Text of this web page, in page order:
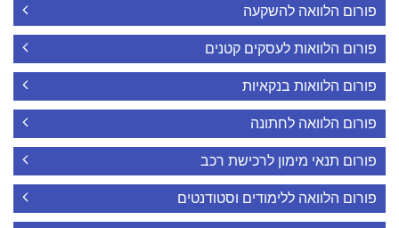
פורום הלוואה להשקעה
פורום הלוואות לעסקים קטנים
פורום הלוואות בנקאיות
פורום הלוואה לחתונה
פורום תנאי מימון לרכישת רכב
פורום הלוואה ללימודים וסטודנטים